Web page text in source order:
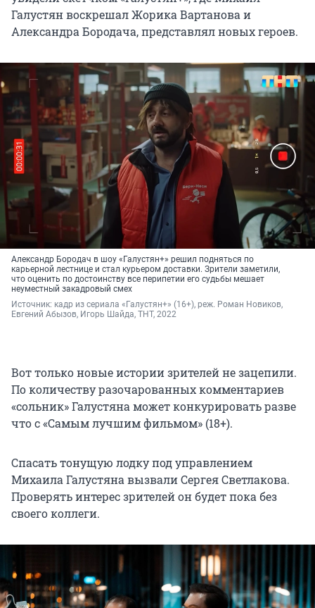
Галустян воскрешал Жорика Вартанова и
Александра Бородача, представлял новых героев.
Александр Бородач в шоу «Галустян+» решил подняться по
карьерной лестнице и стал курьером доставки. Зрители заметили,
что оценить по достоинству все перипетии его судьбы мешает
неуместный закадровый смех
Источник: кадр из сериала «Галустян+» (16+), реж. Роман Новиков,
Евгений Абызов, Игорь Шайда, ТНТ, 2022
Вот только новые истории зрителей не зацепили.
По количеству разочарованных комментариев
«сольник» Галустяна может конкурировать разве
что с «Самым лучшим фильмом» (18+).
Спасать тонущую лодку под управлением
Михаила Галустяна вызвали Сергея Светлакова.
Проверять интерес зрителей он будет пока без
своего коллеги.